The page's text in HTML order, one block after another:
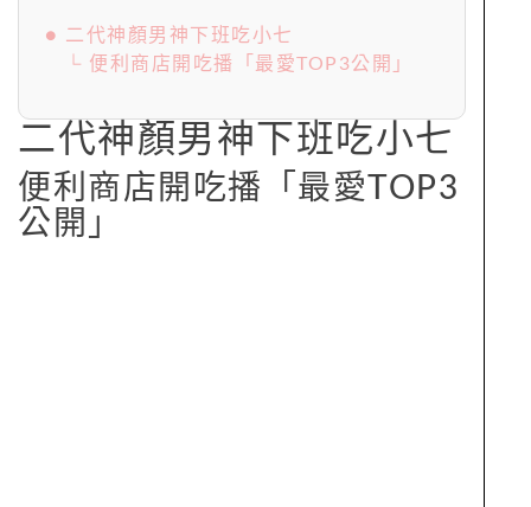
● 二代神顏男神下班吃小七
└ 便利商店開吃播「最愛TOP3公開」
二代神顏男神下班吃小七
便利商店開吃播「最愛TOP3
公開」